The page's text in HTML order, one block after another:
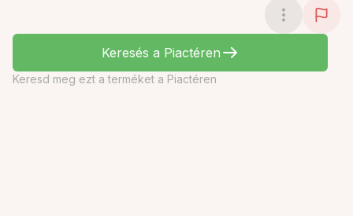
Keresés a Piactéren
Keresd meg ezt a terméket a Piactéren